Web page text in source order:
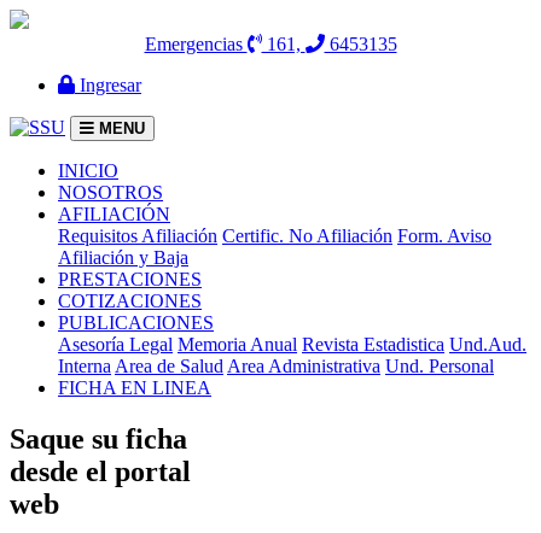
Emergencias 161,
6453135
Ingresar
MENU
INICIO
NOSOTROS
AFILIACIÓN
Requisitos Afiliación Certific. No Afiliación Form. Aviso
Afiliación y Baja
PRESTACIONES
COTIZACIONES
PUBLICACIONES
Asesoría Legal Memoria Anual Revista Estadistica Und.Aud.
Interna Area de Salud Area Administrativa Und. Personal
FICHA EN LINEA
Saque su ficha
desde el portal
web